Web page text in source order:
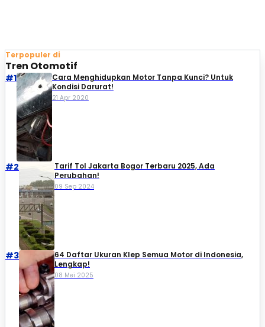
Terpopuler di
Tren Otomotif
#1
Cara Menghidupkan Motor Tanpa Kunci? Untuk
Kondisi Darurat!
21 Apr 2020
#2
Tarif Tol Jakarta Bogor Terbaru 2025, Ada
Perubahan!
09 Sep 2024
#3
64 Daftar Ukuran Klep Semua Motor di Indonesia,
Lengkap!
08 Mei 2025